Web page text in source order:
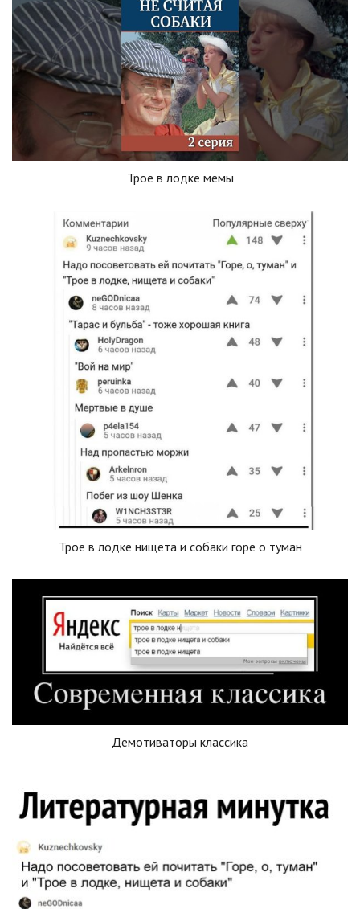
Трое в лодке мемы
Трое в лодке нищета и собаки горе о туман
Демотиваторы классика